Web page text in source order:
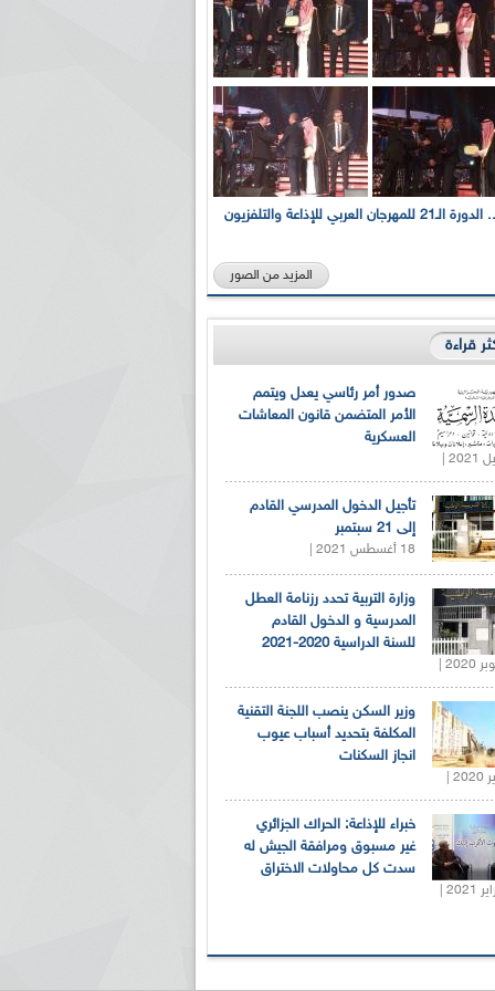
بالصور... الدورة الـ21 للمهرجان العربي للإذاعة والتلفزيون
المزيد من الصور
قراءة
صدور أمر رئاسي يعدل ويتمم
الأمر المتضمن قانون المعاشات
العسكرية
تأجيل الدخول المدرسي القادم
إلى 21 سبتمبر
18 أغسطس 2021 |
وزارة التربية تحدد رزنامة العطل
المدرسية و الدخول القادم
للسنة الدراسية 2020-2021
وزير السكن ينصب اللجنة التقنية
المكلفة بتحديد أسباب عيوب
انجاز السكنات
خبراء للإذاعة: الحراك الجزائري
غير مسبوق ومرافقة الجيش له
سدت كل محاولات الاختراق